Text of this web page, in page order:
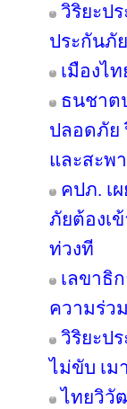
วิริยะป
ประกันภัย
เมืองไ
ธนชาต
ปลอดภัย
และสะพ
คปภ. เ
ภัยต้องเ
ท่วงที
เลขาธิ
ความร่ว
วิริยะป
ไม่ขับ เม
ไทยวิวั